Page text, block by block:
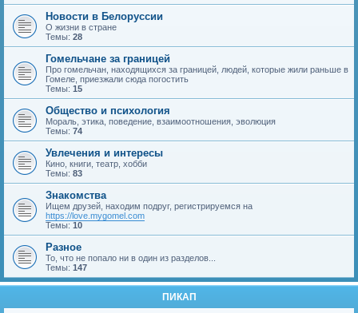
Новости в Белоруссии
О жизни в стране
Темы: 28
Гомельчане за границей
Про гомельчан, находящихся за границей, людей, которые жили раньше в
Гомеле, приезжали сюда погостить
Темы: 15
Общество и психология
Мораль, этика, поведение, взаимоотношения, эволюция
Темы: 74
Увлечения и интересы
Кино, книги, театр, хобби
Темы: 83
Знакомства
Ищем друзей, находим подруг, регистрируемся на
https://love.mygomel.com
Темы: 10
Разное
То, что не попало ни в один из разделов...
Темы: 147
ПИКАП